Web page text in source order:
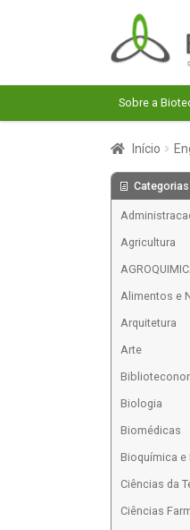
Pular
para
navegação
Pular
para
o
conteúdo
Sobre a
Início
Categorias
Agricultura
Alimentos e
Arquitetura
Arte
Biologia
Biomédicas
Bioquímica
Ciências da
Ciências